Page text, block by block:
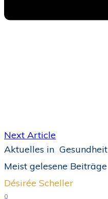
Next Article
Aktuelles in Gesundheit
Meist gelesene Beiträge
Désirée Scheller
0